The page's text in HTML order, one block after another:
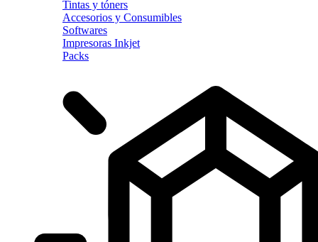
Tintas y tóners
Accesorios y Consumibles
Softwares
Impresoras Inkjet
Packs